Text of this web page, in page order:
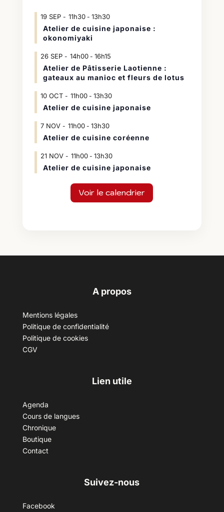
19 SEP 11h30- 13h30
Atelier de cuisine japonaise :
okonomiyaki
26 SEP 14h00- 16h15
Atelier de Pâtisserie Laotienne :
gateaux au manioc et fleurs de lotus
10 OCT 11h00- 13h30
Atelier de cuisine japonaise
7 NOV 11h00- 13h30
Atelier de cuisine coréenne
21 NOV 11h00- 13h30
Atelier de cuisine japonaise
Voir le calendrier
A propos
Mentions légales
Politique de confidentialité
Politique de cookies
CGV
Lien utile
Agenda
Cours de langues
Chronique
Boutique
Contact
Suivez-nous
Facebook